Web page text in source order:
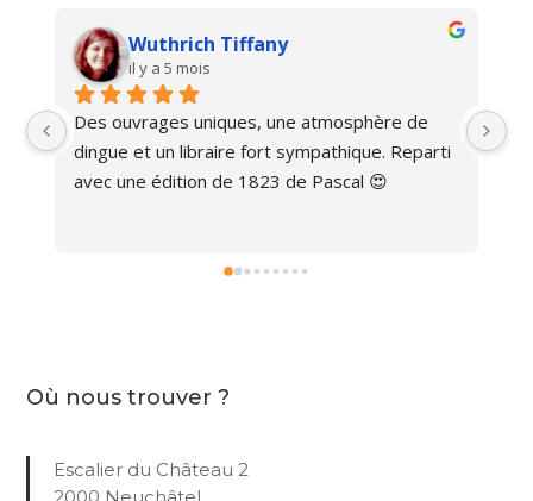
Wuthrich Tiffany
il y a 5 mois
Des ouvrages uniques, une atmosphère de
dingue et un libraire fort sympathique. Reparti
avec une édition de 1823 de Pascal 😍
Où nous trouver ?
Escalier du Château 2